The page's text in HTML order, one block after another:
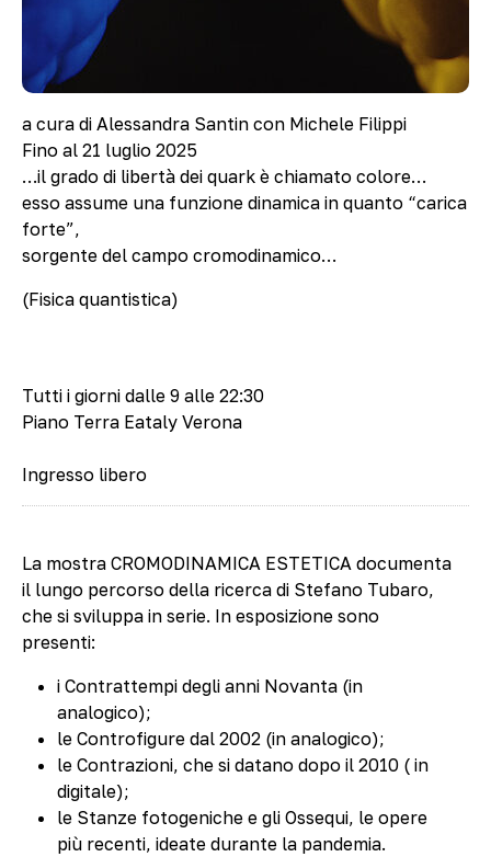
a cura di Alessandra Santin con Michele Filippi
Fino al 21 luglio 2025
Tutti i giorni dalle 9 alle 22:30
Piano Terra Eataly Verona
Ingresso libero
…il grado di libertà dei quark è chiamato colore…
esso assume una funzione dinamica in quanto “carica
forte”,
sorgente del campo cromodinamico…
(Fisica quantistica)
La mostra CROMODINAMICA ESTETICA documenta
il lungo percorso della ricerca di Stefano Tubaro,
che si sviluppa in serie. In esposizione sono
presenti:
i Contrattempi degli anni Novanta (in
analogico);
le Controfigure dal 2002 (in analogico);
le Contrazioni, che si datano dopo il 2010 ( in
digitale);
le Stanze fotogeniche e gli Ossequi, le opere
più recenti, ideate durante la pandemia.